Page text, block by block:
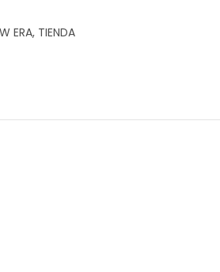
ERA, TIENDA